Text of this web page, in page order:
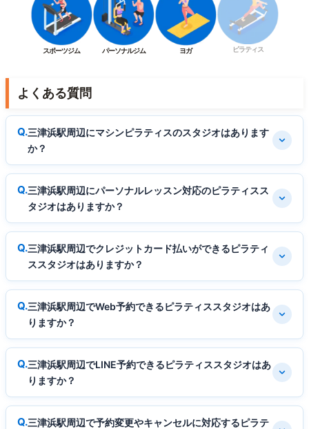
スポーツジム パーソナルジム ヨガ ピラティス
よくある質問
三津浜駅周辺にマシンピラティスのスタジオはあります
か？
三津浜駅周辺にパーソナルレッスン対応のピラティスス
タジオはありますか？
三津浜駅周辺でクレジットカード払いができるピラティ
ススタジオはありますか？
三津浜駅周辺でWeb予約できるピラティススタジオはあ
りますか？
三津浜駅周辺でLINE予約できるピラティススタジオはあ
りますか？
三津浜駅周辺で予約変更やキャンセルに対応するピラテ